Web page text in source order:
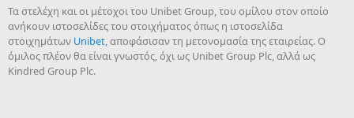
Τα στελέχη και οι μέτοχοι του Unibet Group, του ομίλου στον οποίο
ανήκουν ιστοσελίδες του στοιχήματος όπως η ιστοσελίδα
στοιχημάτων Unibet, αποφάσισαν τη μετονομασία της εταιρείας. Ο
όμιλος πλέον θα είναι γνωστός, όχι ως Unibet Group Plc, αλλά ως
Kindred Group Plc.